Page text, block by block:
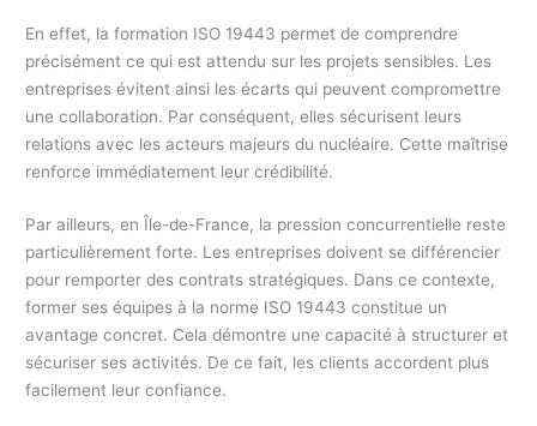
En effet, la formation ISO 19443 permet de comprendre
précisément ce qui est attendu sur les projets sensibles. Les
entreprises évitent ainsi les écarts qui peuvent compromettre
une collaboration. Par conséquent, elles sécurisent leurs
relations avec les acteurs majeurs du nucléaire. Cette maîtrise
renforce immédiatement leur crédibilité.
Par ailleurs, en Île-de-France, la pression concurrentielle reste
particulièrement forte. Les entreprises doivent se différencier
pour remporter des contrats stratégiques. Dans ce contexte,
former ses équipes à la norme ISO 19443 constitue un
avantage concret. Cela démontre une capacité à structurer et
sécuriser ses activités. De ce fait, les clients accordent plus
facilement leur confiance.